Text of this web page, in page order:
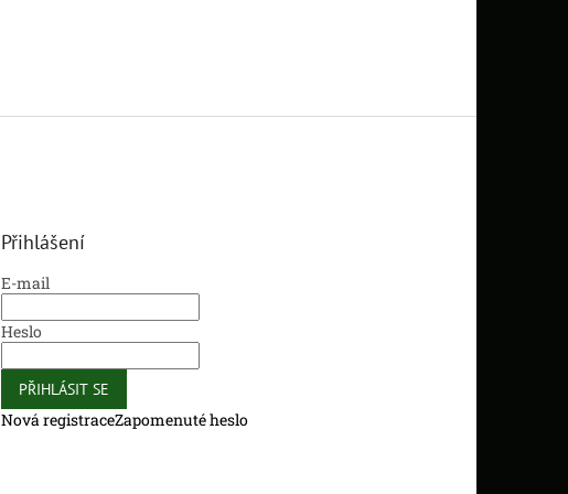
Přihlášení
E-mail
Heslo
PŘIHLÁSIT SE
Nová registraceZapomenuté heslo